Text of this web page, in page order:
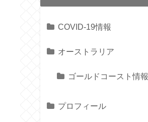
COVID-19情報
オーストラリア
ゴールドコースト情報
プロフィール